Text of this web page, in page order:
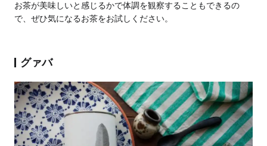
お茶が美味しいと感じるかで体調を観察することもできるの
で、ぜひ気になるお茶をお試しください。
グァバ